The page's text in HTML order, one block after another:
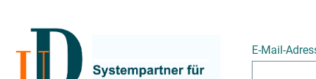
E-Mail-